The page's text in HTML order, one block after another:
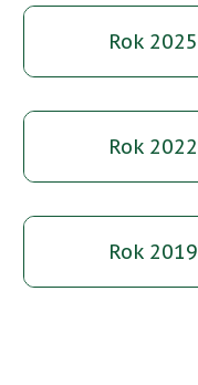
Rok 2025
Rok 2022
Rok 2019